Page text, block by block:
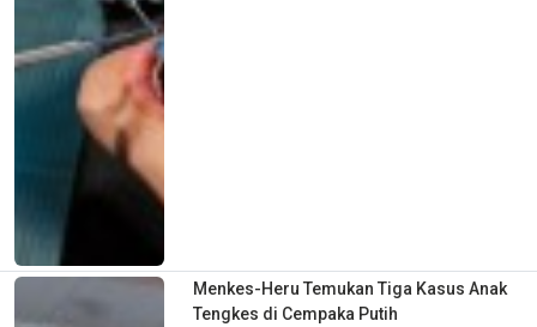
Menkes-Heru Temukan Tiga Kasus Anak
Tengkes di Cempaka Putih